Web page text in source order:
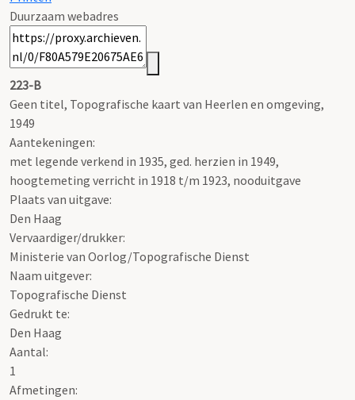
Duurzaam webadres
223-B
Geen titel, Topografische kaart van Heerlen en omgeving,
1949
Aantekeningen:
met legende verkend in 1935, ged. herzien in 1949,
hoogtemeting verricht in 1918 t/m 1923, nooduitgave
Plaats van uitgave:
Den Haag
Vervaardiger/drukker:
Ministerie van Oorlog/Topografische Dienst
Naam uitgever:
Topografische Dienst
Gedrukt te:
Den Haag
Aantal:
1
Afmetingen: